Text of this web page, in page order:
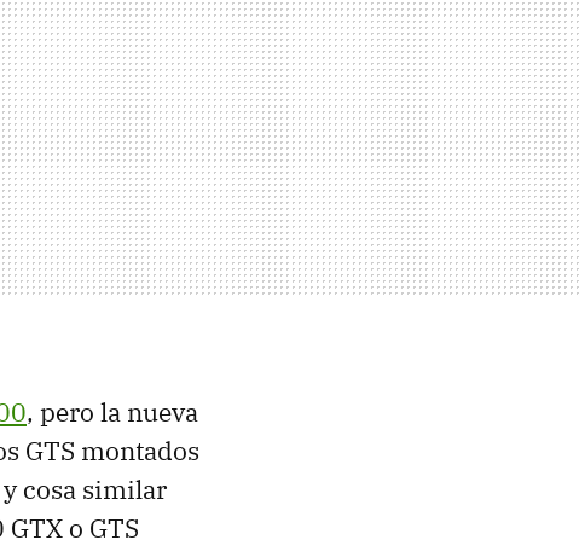
, pero la nueva
GTS montados
cosa similar
o GTS